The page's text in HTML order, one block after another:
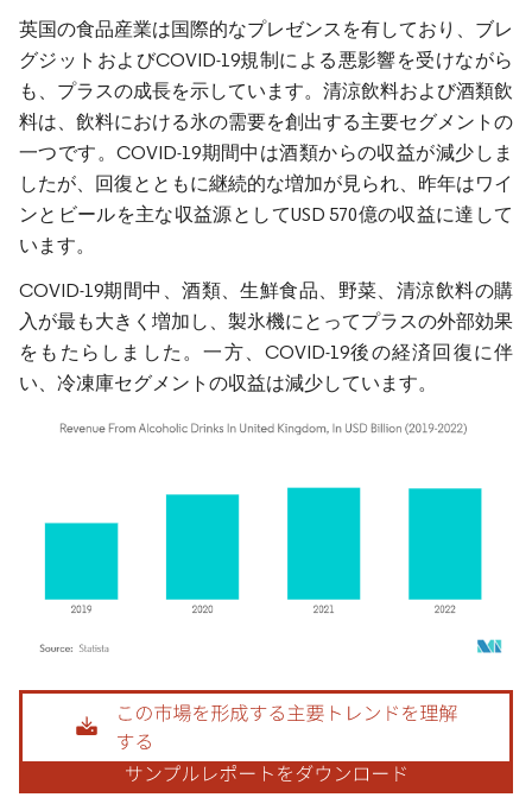
英国の食品産業は国際的なプレゼンスを有しており、ブレ
グジットおよびCOVID-19規制による悪影響を受けながら
も、プラスの成長を示しています。清涼飲料および酒類飲
料は、飲料における氷の需要を創出する主要セグメントの
一つです。COVID-19期間中は酒類からの収益が減少しま
したが、回復とともに継続的な増加が見られ、昨年はワイ
ンとビールを主な収益源としてUSD 570億の収益に達して
います。
COVID-19期間中、酒類、生鮮食品、野菜、清涼飲料の購
入が最も大きく増加し、製氷機にとってプラスの外部効果
をもたらしました。一方、COVID-19後の経済回復に伴
い、冷凍庫セグメントの収益は減少しています。
画像 © Mordor Intelligence。再利用にはCC BY 4.0の表示が必要です。